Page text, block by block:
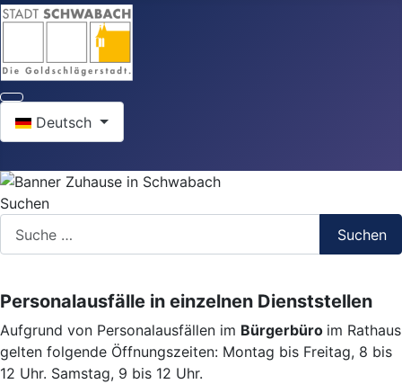
Deutsch
Suchen
Suchen
Personalausfälle in einzelnen Dienststellen
Aufgrund von Personalausfällen im Bürgerbüro im Rathaus
gelten folgende Öffnungszeiten: Montag bis Freitag, 8 bis
12 Uhr. Samstag, 9 bis 12 Uhr.